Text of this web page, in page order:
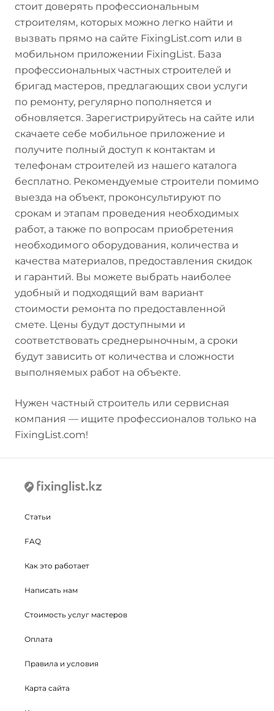
стоит доверять профессиональным
строителям, которых можно легко найти и
вызвать прямо на сайте FixingList.com или в
мобильном приложении FixingList. База
профессиональных частных строителей и
бригад мастеров, предлагающих свои услуги
по ремонту, регулярно пополняется и
обновляется. Зарегистрируйтесь на сайте или
скачаете себе мобильное приложение и
получите полный доступ к контактам и
телефонам строителей из нашего каталога
бесплатно. Рекомендуемые строители помимо
выезда на объект, проконсультируют по
срокам и этапам проведения необходимых
работ, а также по вопросам приобретения
необходимого оборудования, количества и
качества материалов, предоставления скидок
и гарантий. Вы можете выбрать наиболее
удобный и подходящий вам вариант
стоимости ремонта по предоставленной
смете. Цены будут доступными и
соответствовать среднерыночным, а сроки
будут зависить от количества и сложности
выполняемых работ на объекте.
Нужен частный строитель или сервисная
компания — ищите профессионалов только на
FixingList.com!
Статьи
FAQ
Как это работает
Написать нам
Стоимость услуг мастеров
Оплата
Правила и условия
Карта сайта